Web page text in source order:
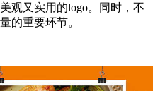
观又实用的logo。同时，不
的重要环节。